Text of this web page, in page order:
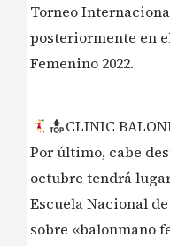
Torneo
posteriormente en
Femenino 2022.
CLINIC
Por último, cabe
octubre tendrá
Escuela Nacional
sobre «balonmano